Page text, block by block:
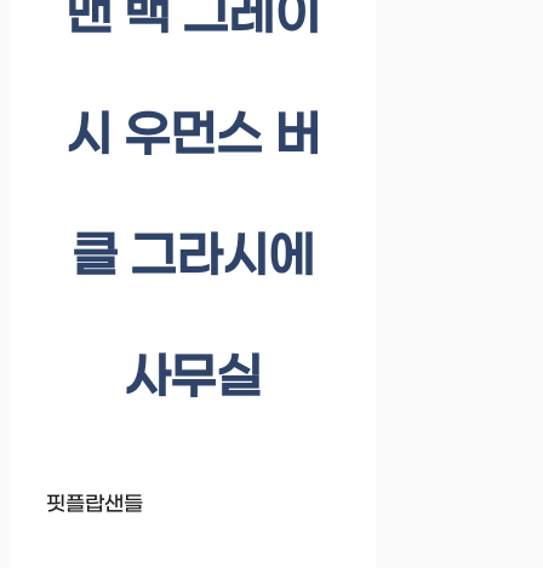
맨 백 그레이
시 우먼스 버
클 그라시에
사무실
핏플랍샌들